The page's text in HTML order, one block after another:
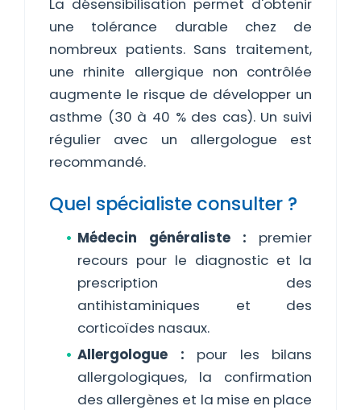
La désensibilisation permet d'obtenir
une tolérance durable chez de
nombreux patients. Sans traitement,
une rhinite allergique non contrôlée
augmente le risque de développer un
asthme (30 à 40 % des cas). Un suivi
régulier avec un allergologue est
recommandé.
Quel spécialiste consulter ?
Médecin généraliste : premier
recours pour le diagnostic et la
prescription des
antihistaminiques et des
corticoïdes nasaux.
Allergologue : pour les bilans
allergologiques, la confirmation
des allergènes et la mise en place